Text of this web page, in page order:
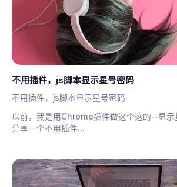
不用插件，js脚本显示星号密码
不用插件，js脚本显示星号密码
以前，我是用Chrome插件做这个这的--显示
分享一个不用插件...